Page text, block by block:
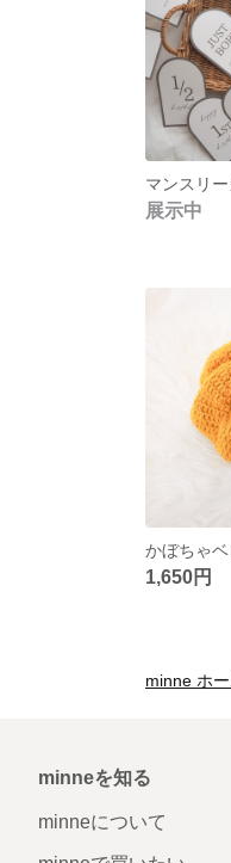
展示中
かぼちゃ
1,650円
minne ホ
minneを知る
minneについて